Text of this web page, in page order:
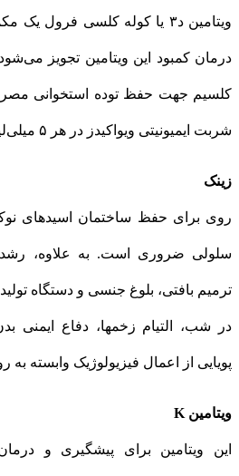
ویتامین د۳ یا کوله کلسی
درمان کمبود این ویتامین تجویز
کلسیم جهت حفظ توده استخوانی
شربت ایمیونیتی ویواکیدز در هر ۵ میلی‌لیتر ۱۰ میکروگرم است.
زینک
روی برای حفظ ساختمان اسیدهای
سلولی ضروری است. به علاوه،
ترمیم بافتی، بلوغ جنسی و دستگاه
در شب، التیام زخمها، دفاع ایمنی
پویایی از اعمال فیزیولوژیک وابسته به
ویتامین K
این ویتامین برای پیشگیری و